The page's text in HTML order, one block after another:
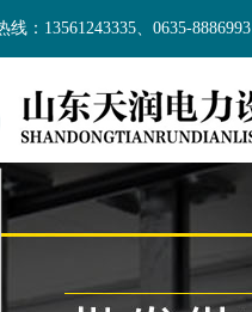
线：13561243335、0635-8886993